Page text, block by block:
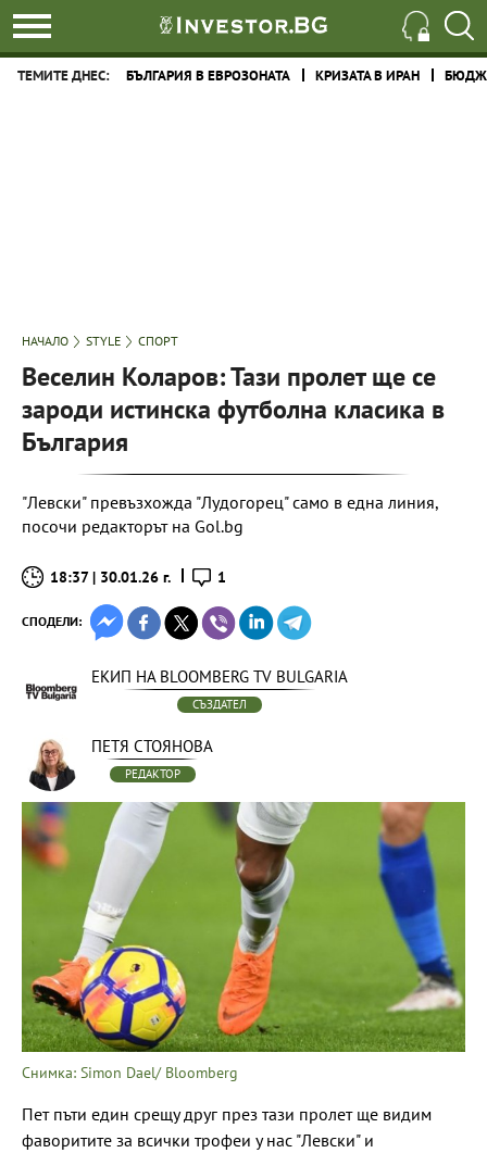
ТЕМИТЕ ДНЕС: БЪЛГАРИЯ В ЕВРОЗОНАТА КРИЗАТА В ИРАН
НАЧАЛО STYLE СПОРТ
Веселин Коларов: Тази пролет ще се
зароди истинска футболна класика в
България
"Левски" превъзхожда "Лудогорец" само в една линия,
посочи редакторът на Gol.bg
18:37 | 30.01.26 г. 1
СПОДЕЛИ:
ЕКИП НА BLOOMBERG TV BULGARIA
СЪЗДАТЕЛ
ПЕТЯ СТОЯНОВА
РЕДАКТОР
Снимка: Simon Dael/ Bloomberg
Пет пъти един срещу друг през тази пролет ще видим
фаворитите за всички трофеи у нас "Левски" и